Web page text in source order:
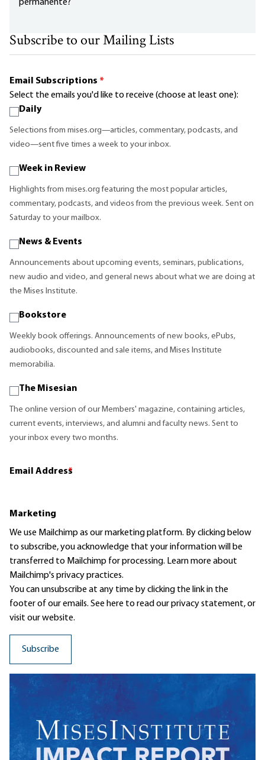
permanente?
Subscribe to our Mailing Lists
Email Subscriptions *
Select the emails you'd like to receive (choose at least one):
Daily
Selections from mises.org—articles, commentary, podcasts, and
video—sent five times a week to your inbox.
Week in Review
Highlights from mises.org featuring the most popular articles,
commentary, podcasts, and videos from the previous week. Sent on
Saturday to your mailbox.
News & Events
Announcements about upcoming events, seminars, publications,
new audio and video, and general news about what we are doing at
the Mises Institute.
Bookstore
Weekly book offerings. Announcements of new books, ePubs,
audiobooks, discounted and sale items, and Mises Institute
memorabilia.
The Misesian
The online version of our Members' magazine, containing articles,
current events, interviews, and alumni and faculty news. Sent to
your inbox every two months.
Email Address
*
Marketing
We use Mailchimp as our marketing platform. By clicking below
to subscribe, you acknowledge that your information will be
transferred to Mailchimp for processing. Learn moreabout
Mailchimp's privacy practices.
You can unsubscribe at any time by clicking the link in the
footer of our emails. See here to read ourprivacy statement, or
visit our website.